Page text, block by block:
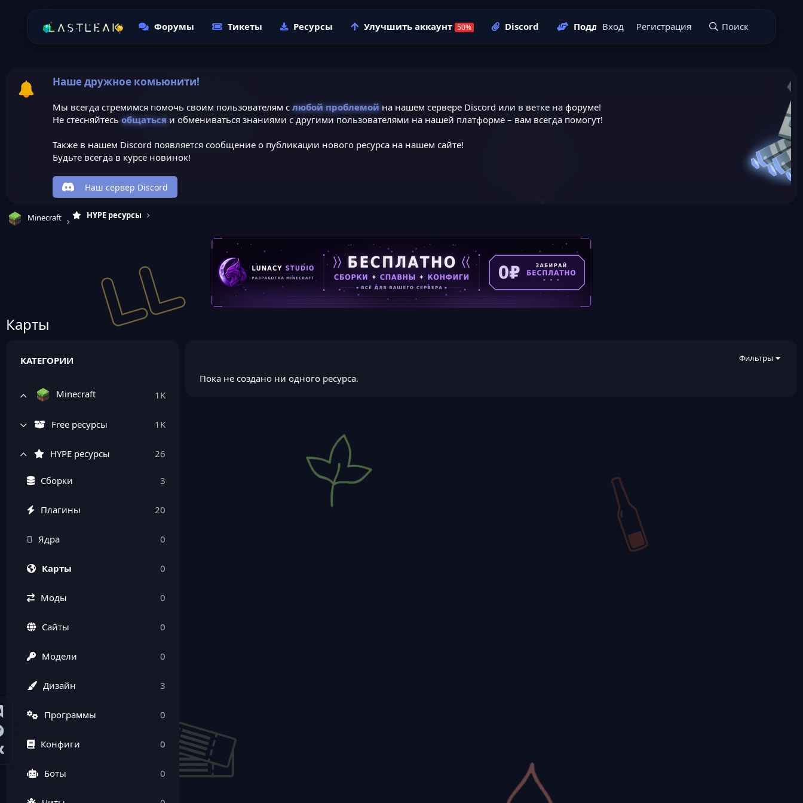
Форумы Тикеты Ресурсы Улучшить аккаунт Discord Поддержать нас Подать заявку
Вход Регистрация Поиск
Наше дружное комьюнити!
Мы всегда стремимся помочь своим пользователям с любой проблемойна нашем сервере Discord или в ветке на форуме!
Не стесняйтесь общатьсяи обмениваться знаниями с другими пользователями на нашей платформе – вам всегда помогут!
Также в нашем Discord появляется сообщение о публикации нового ресурса на нашем сайте!
Будьте всегда в курсе новинок!
Наш сервер Discord
Minecraft HYPE ресурсы
Карты
КАТЕГОРИИ
Minecraft 1K
Free ресурсы 1K
HYPE ресурсы 26
Сборки 3
Плагины 20
Ядра 0
Карты 0
Моды 0
Сайты 0
Модели 0
Дизайн 3
Программы 0
Конфиги 0
Боты 0
Фильтры
Пока не создано ни одного ресурса.